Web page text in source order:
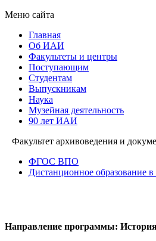
Меню сайта
Главная
Об ИАИ
Факультеты и центры
Поступающим
Студентам
Выпускникам
Наука
Музейная деятельность
90 лет ИАИ
Факультет архивоведения и
ФГОС ВПО
Дистанционное образование
Направление программы: